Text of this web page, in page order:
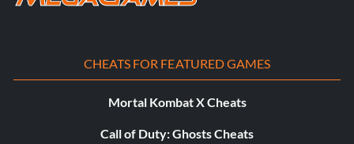
„Jaws“ für den Mehrspielermodus
Gib den Code einZAHNMEDIZIN
Schalte SCARAMANGA für den
CHEATS FOR FEATURED GAMES
Mortal Kombat X Cheats
Call of Duty: Ghosts Cheats